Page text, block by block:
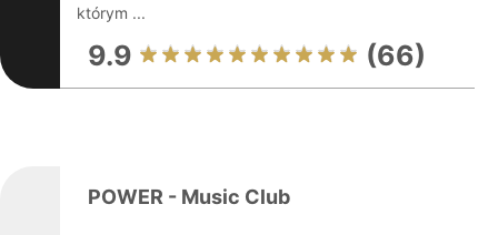
którym ...
9.9 (66)
POWER - Music Club